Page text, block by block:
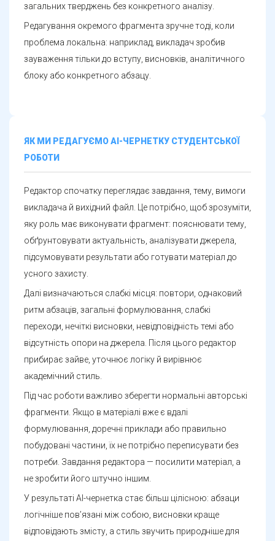
загальних тверджень без конкретного аналізу.
Редагування окремого фрагмента зручне тоді, коли
проблема локальна: наприклад, викладач зробив
зауваження тільки до вступу, висновків, аналітичного
блоку або конкретного абзацу.
ЯК МИ РЕДАГУЄМО АІ-ЧЕРНЕТКУ СТУДЕНТСЬКОЇ
РОБОТИ
Редактор спочатку переглядає завдання, тему, вимоги
викладача й вихідний файл. Це потрібно, щоб зрозуміти,
яку роль має виконувати фрагмент: пояснювати тему,
обґрунтовувати актуальність, аналізувати джерела,
підсумовувати результати або готувати матеріал до
усного захисту.
Далі визначаються слабкі місця: повтори, однаковий
ритм абзаців, загальні формулювання, слабкі
переходи, нечіткі висновки, невідповідність темі або
відсутність опори на джерела. Після цього редактор
прибирає зайве, уточнює логіку й вирівнює
академічний стиль.
Під час роботи важливо зберегти нормальні авторські
фрагменти. Якщо в матеріалі вже є вдалі
формулювання, доречні приклади або правильно
побудовані частини, їх не потрібно переписувати без
потреби. Завдання редактора — посилити матеріал, а
не зробити його штучно іншим.
У результаті AI-чернетка стає більш цілісною: абзаци
логічніше пов’язані між собою, висновки краще
відповідають змісту, а стиль звучить природніше для